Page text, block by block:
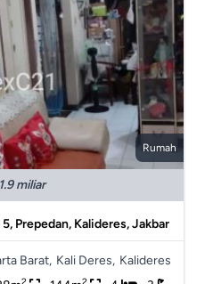
Rumah
miliar
Prepedan, Kalideres, Jakbar
Barat, Kali Deres, Kalideres
2 2